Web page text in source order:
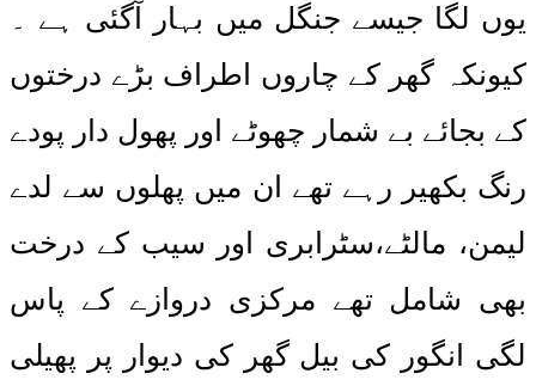
یوں لگا جیسے جنگل میں بہار آگئی ہے ۔
کیونکہ گھر کے چاروں اطراف بڑے درختوں
کے بجائے بے شمار چھوٹے اور پھول دار پودے
رنگ بکھیر رہے تھے ان میں پھلوں سے لدے
لیمن، مالٹے،سٹرابری اور سیب کے درخت
بھی شامل تھے مرکزی دروازے کے پاس
لگی انگور کی بیل گھر کی دیوار پر پھیلی